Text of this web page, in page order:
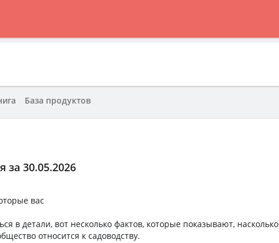
База продуктов
за 30.05.2026
вас
в детали, вот несколько фактов, которые показывают, насколько
относится к садоводству.